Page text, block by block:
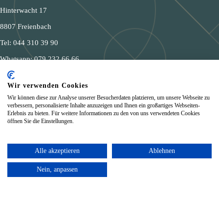
Hinterwacht 17
8807 Freienbach
Tel: 044 310 39 90
Whatsapp:079 232 66 66
E-Mail:

Textildruck
Arbeitskleidung
Merchandising
Wir verwenden Cookies
Wir können diese zur Analyse unserer Besucherdaten platzieren, um unsere Webseite zu
verbessern, personalisierte Inhalte anzuzeigen und Ihnen ein großartiges Webseiten-
Erlebnis zu bieten. Für weitere Informationen zu den von uns verwendeten Cookies
öffnen Sie die Einstellungen.
Alle akzeptieren Ablehnen
Nein, anpassen